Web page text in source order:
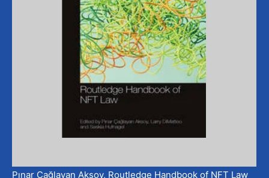
Pınar Çağlayan Aksoy, Routledge Handbook of NFT Law